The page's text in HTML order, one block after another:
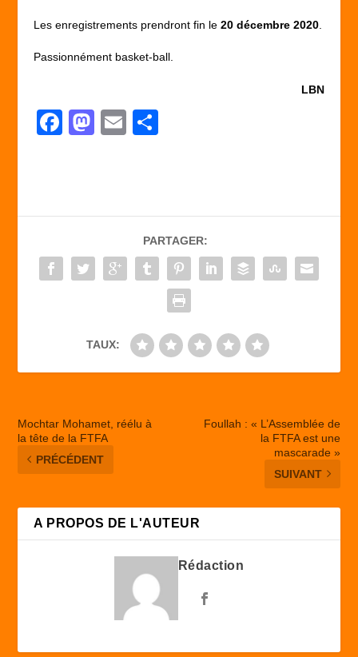
Les enregistrements prendront fin le20 décembre 2020
Passionnément basket-ball.
LBN
F
b
o
o
M
d
o
n
E
er
PARTAGER:
TAUX:
Mochtar Mohamet, réélu à
la tête de la FTFA
PRÉCÉDENT
Foullah : « L’Assemblée de
la FTFA est une
mascarade »
SUIVANT
A PROPOS DE L'AUTEUR
Rédaction